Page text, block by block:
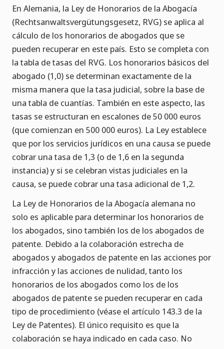
En Alemania, la Ley de Honorarios de la Abogacía
(Rechtsanwaltsvergütungsgesetz, RVG) se aplica al
cálculo de los honorarios de abogados que se
pueden recuperar en este país. Esto se completa con
la tabla de tasas del RVG. Los honorarios básicos del
abogado (1,0) se determinan exactamente de la
misma manera que la tasa judicial, sobre la base de
una tabla de cuantías. También en este aspecto, las
tasas se estructuran en escalones de 50 000 euros
(que comienzan en 500 000 euros). La Ley establece
que por los servicios jurídicos en una causa se puede
cobrar una tasa de 1,3 (o de 1,6 en la segunda
instancia) y si se celebran vistas judiciales en la
causa, se puede cobrar una tasa adicional de 1,2.
La Ley de Honorarios de la Abogacía alemana no
solo es aplicable para determinar los honorarios de
los abogados, sino también los de los abogados de
patente. Debido a la colaboración estrecha de
abogados y abogados de patente en las acciones por
infracción y las acciones de nulidad, tanto los
honorarios de los abogados como los de los
abogados de patente se pueden recuperar en cada
tipo de procedimiento (véase el artículo 143.3 de la
Ley de Patentes). El único requisito es que la
colaboración se haya indicado en cada caso. No